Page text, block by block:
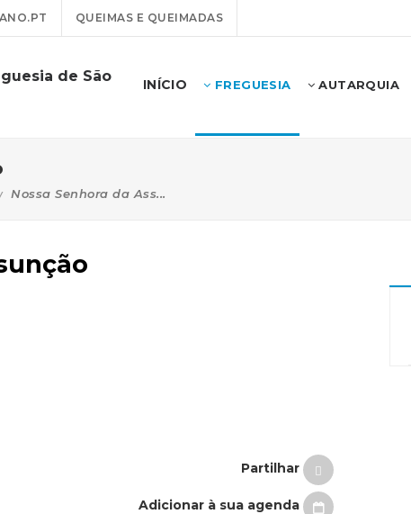
QUEIMAS E QUEIMADAS
de São
INÍCIO FREGUESIA AUTARQUIA
Nossa Senhora da Ass...
Partilhar
Adicionar à sua agenda